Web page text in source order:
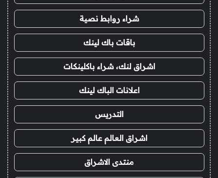
شراء روابط نصية
باقات باك لينك
اشراق لنك، شراء باكلينكات
اعلانات الباك لينك
التدريس
اشراق العالم عالم كبير
منتدى الاشراق